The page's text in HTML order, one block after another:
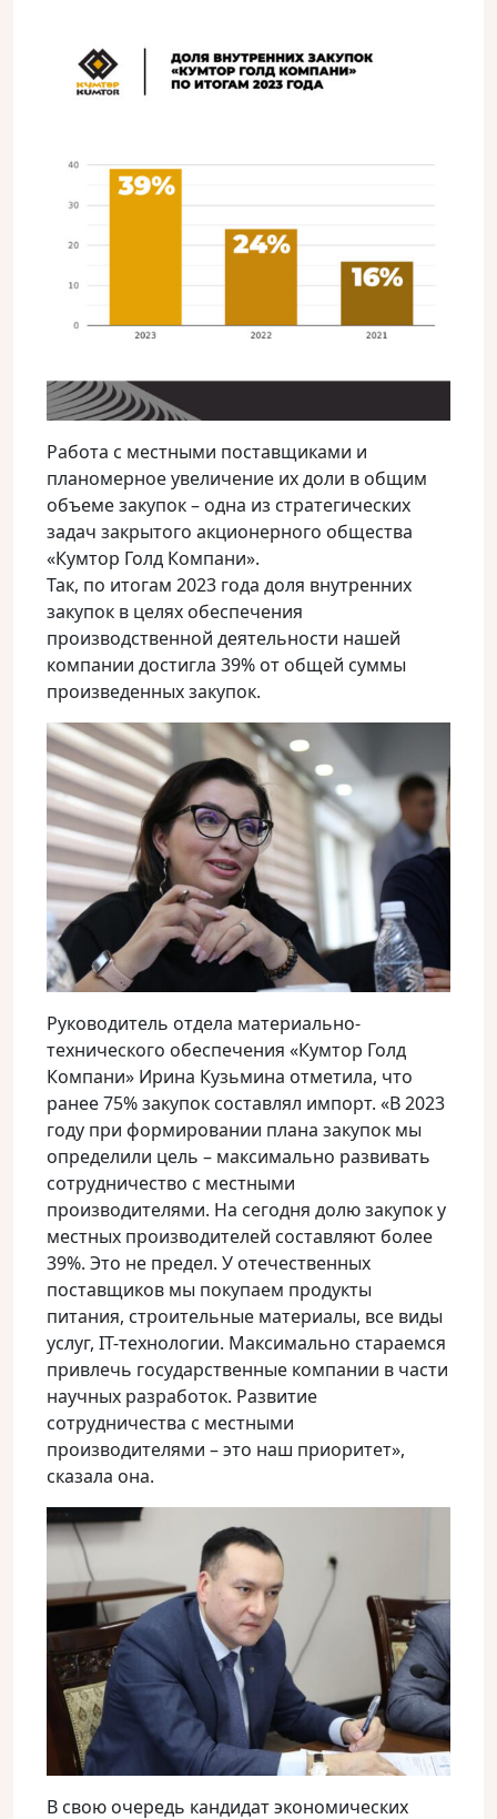
Работа с местными поставщиками и
планомерное увеличение их доли в общим
объеме закупок – одна из стратегических
задач закрытого акционерного общества
«Кумтор Голд Компани».
Так, по итогам 2023 года доля внутренних
закупок в целях обеспечения
производственной деятельности нашей
компании достигла 39% от общей суммы
произведенных закупок.
Руководитель отдела материально-
технического обеспечения «Кумтор Голд
Компани» Ирина Кузьмина отметила, что
ранее 75% закупок составлял импорт. «В 2023
году при формировании плана закупок мы
определили цель – максимально развивать
сотрудничество с местными
производителями. На сегодня долю закупок у
местных производителей составляют более
39%. Это не предел. У отечественных
поставщиков мы покупаем продукты
питания, строительные материалы, все виды
услуг, IT-технологии. Максимально стараемся
привлечь государственные компании в части
научных разработок. Развитие
сотрудничества с местными
производителями – это наш приоритет»,
сказала она.
В свою очередь кандидат экономических